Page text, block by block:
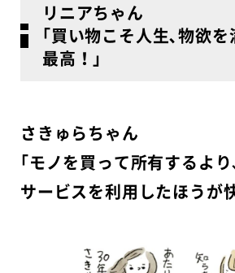
リニアちゃん
｢買い物こそ人生､物欲を
最高！｣
さきゅらちゃん
｢モノを買って所有するより
サービスを利用したほうが